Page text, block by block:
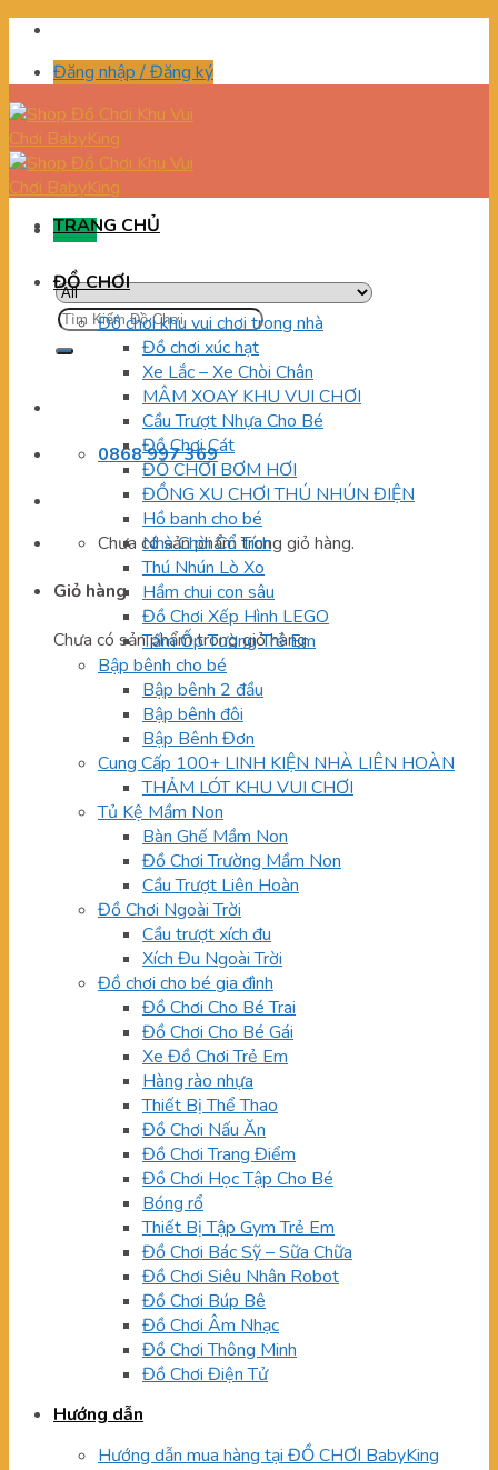
Skip
contentĐăng nhập / Đăng ký
Menu
Tìm
kiếm:
0868 997 369
Chưa có sản phẩm trong giỏ hàng.
Giỏ hàng
Chưa có sản phẩm trong giỏ hàng.
TRANG CHỦ
ĐỒ CHƠI
Đồ chơi khu vui chơi trong nhà
Đồ chơi xúc hạt
Xe Lắc – Xe Chòi Chân
MÂM XOAY KHU VUI CHƠI
Cầu Trượt Nhựa Cho Bé
Đồ Chơi Cát
ĐỒ CHƠI BƠM HƠI
ĐỒNG XU CHƠI THÚ NHÚN ĐIỆN
Hồ banh cho bé
Nhà Chòi Cổ Tích
Thú Nhún Lò Xo
Hầm chui con sâu
Đồ Chơi Xếp Hình LEGO
Tấm Ốp Tường Trẻ Em
Bập bênh cho bé
Bập bênh 2 đầu
Bập bênh đôi
Bập Bênh Đơn
Cung Cấp 100+ LINH KIỆN NHÀ LIÊN HOÀN
THẢM LÓT KHU VUI CHƠI
Tủ Kệ Mầm Non
Bàn Ghế Mầm Non
Đồ Chơi Trường Mầm Non
Cầu Trượt Liên Hoàn
Đồ Chơi Ngoài Trời
Cầu trượt xích đu
Xích Đu Ngoài Trời
Đồ chơi cho bé gia đình
Đồ Chơi Cho Bé Trai
Đồ Chơi Cho Bé Gái
Xe Đồ Chơi Trẻ Em
Hàng rào nhựa
Thiết Bị Thể Thao
Đồ Chơi Nấu Ăn
Đồ Chơi Trang Điểm
Đồ Chơi Học Tập Cho Bé
Bóng rổ
Thiết Bị Tập Gym Trẻ Em
Đồ Chơi Bác Sỹ – Sữa Chữa
Đồ Chơi Siêu Nhân Robot
Đồ Chơi Búp Bê
Đồ Chơi Âm Nhạc
Đồ Chơi Thông Minh
Đồ Chơi Điện Tử
Hướng dẫn
Hướng dẫn mua hàng tại ĐỒ CHƠI BabyKing